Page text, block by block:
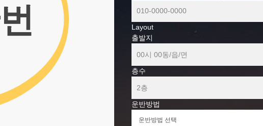
Layout
출발지
층수
운반방법